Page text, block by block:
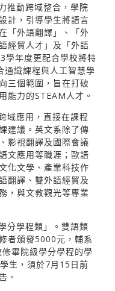
推動跨域整合，學院
計，引導學生將語言
「外語翻譯」、「外
經貿人才」及「外語
學年度更配合學校將特
通識課程與人工智慧學
三個範圍，旨在打破
能力的STEAM人才。
域應用，直接在課程
建議。英文系除了傳
影視翻譯及國際會議
文應用等職涯；歐語
化文學、產業科技作
翻譯、雙外語經貿及
，與文教觀光等專業
分學程類」。雙語類
者頒發5000元，輔系
畢院級學分學程的學
生，須於7月15日前
。